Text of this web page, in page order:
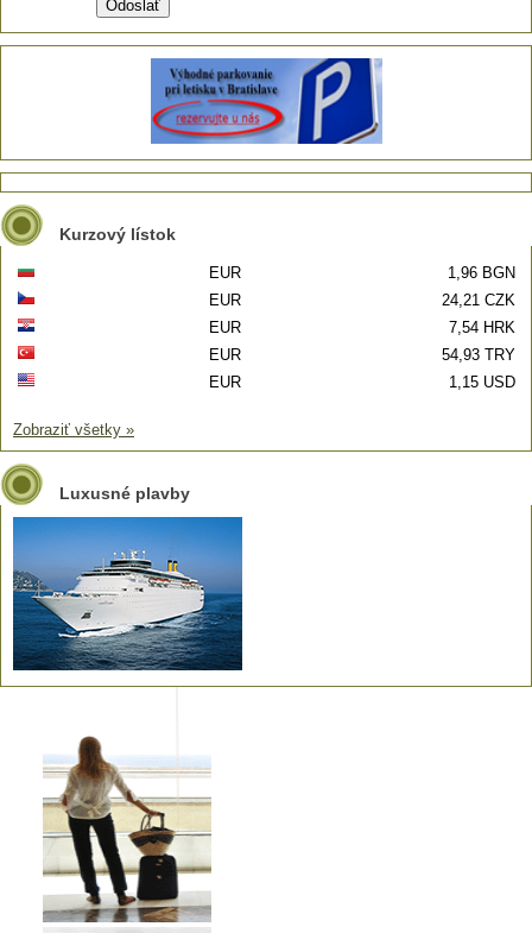
Kurzový lístok
EUR
1,96 BGN
EUR
24,21 CZK
EUR
7,54 HRK
EUR
54,93 TRY
EUR
1,15 USD
Zobraziť všetky »
Luxusné plavby